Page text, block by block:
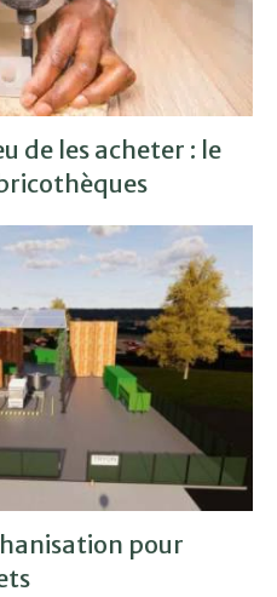
de les acheter : le
pour